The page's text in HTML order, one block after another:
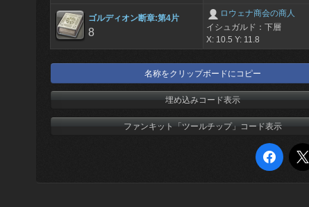
ゴルディオン断章:第4片
8
ロウェナ商会の商人
イシュガルド：下層
X: 10.5 Y: 11.8
名称をクリップボードにコピー
埋め込みコード表示
ファンキット「ツールチップ」コード表示